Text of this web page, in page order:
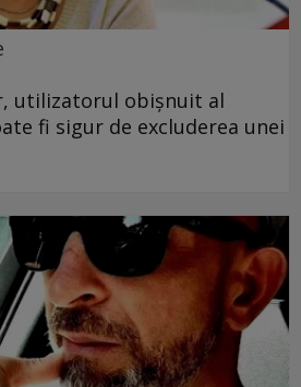
utilizatorul obișnuit al
fi sigur de excluderea unei